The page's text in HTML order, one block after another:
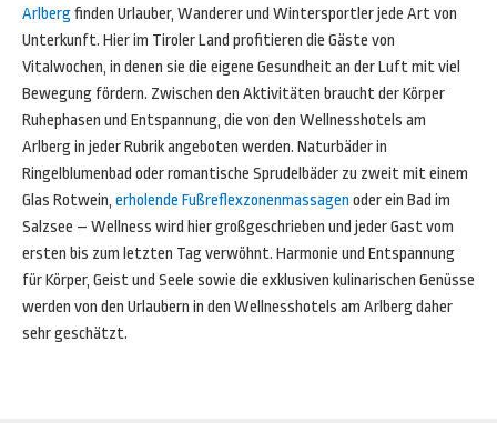
Arlbergfinden Urlauber, Wanderer und Wintersportler jede Art von
Unterkunft. Hier im Tiroler Land profitieren die Gäste von
Vitalwochen, in denen sie die eigene Gesundheit an der Luft mit viel
Bewegung fördern. Zwischen den Aktivitäten braucht der Körper
Ruhephasen und Entspannung, die von den Wellnesshotels am
Arlberg in jeder Rubrik angeboten werden. Naturbäder in
Ringelblumenbad oder romantische Sprudelbäder zu zweit mit einem
Glas Rotwein, erholende Fußreflexzonenmassagen oder ein Bad im
Salzsee – Wellness wird hier großgeschrieben und jeder Gast vom
ersten bis zum letzten Tag verwöhnt. Harmonie und Entspannung
für Körper, Geist und Seele sowie die exklusiven kulinarischen Genüsse
werden von den Urlaubern in den Wellnesshotels am Arlberg daher
sehr geschätzt.